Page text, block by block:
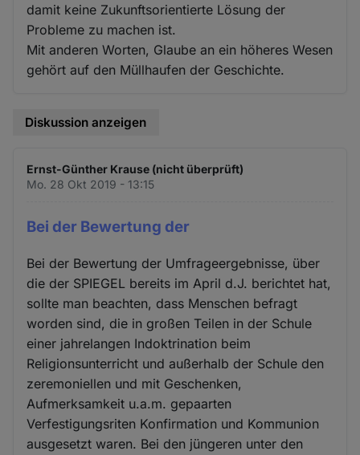
damit keine Zukunftsorientierte Lösung der
Probleme zu machen ist.
Mit anderen Worten, Glaube an ein höheres Wesen
gehört auf den Müllhaufen der Geschichte.
Diskussion anzeigen
Ernst-Günther Krause (nicht überprüft)
Mo. 28 Okt 2019 - 13:15
Bei der Bewertung der
Bei der Bewertung der Umfrageergebnisse, über
die der SPIEGEL bereits im April d.J. berichtet hat,
sollte man beachten, dass Menschen befragt
worden sind, die in großen Teilen in der Schule
einer jahrelangen Indoktrination beim
Religionsunterricht und außerhalb der Schule den
zeremoniellen und mit Geschenken,
Aufmerksamkeit u.a.m. gepaarten
Verfestigungsriten Konfirmation und Kommunion
ausgesetzt waren. Bei den jüngeren unter den